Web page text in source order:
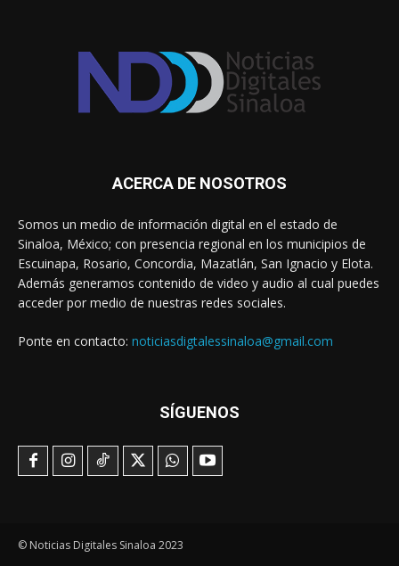
ACERCA DE NOSOTROS
Somos un medio de información digital en el estado de
Sinaloa, México; con presencia regional en los municipios de
Escuinapa, Rosario, Concordia, Mazatlán, San Ignacio y Elota.
Además generamos contenido de video y audio al cual puedes
acceder por medio de nuestras redes sociales.
Ponte en contacto: noticiasdigtalessinaloa@gmail.com
SÍGUENOS
© Noticias Digitales Sinaloa 2023